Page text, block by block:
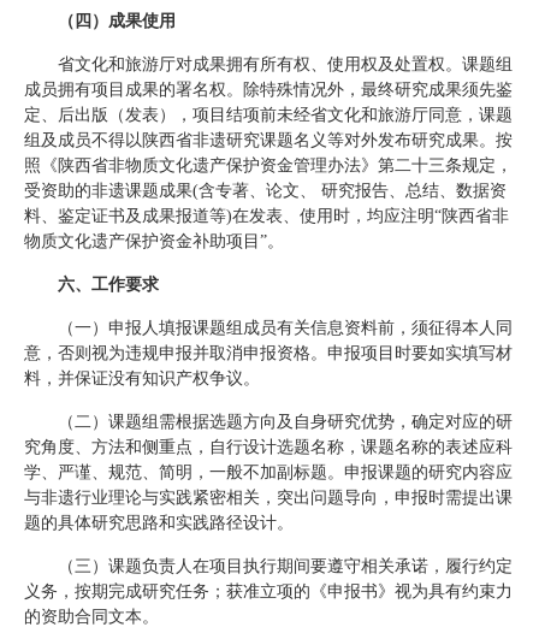
（四）成果使用
省文化和旅游厅对成果拥有所有权、使用权及处置权。课题组
成员拥有项目成果的署名权。除特殊情况外，最终研究成果须先鉴
定、后出版（发表），项目结项前未经省文化和旅游厅同意，课题
组及成员不得以陕西省非遗研究课题名义等对外发布研究成果。按
照《陕西省非物质文化遗产保护资金管理办法》第二十三条规定，
受资助的非遗课题成果(含专著、论文、 研究报告、总结、数据资
料、鉴定证书及成果报道等)在发表、使用时，均应注明“陕西省非
物质文化遗产保护资金补助项目”。
六、工作要求
（一）申报人填报课题组成员有关信息资料前，须征得本人同
意，否则视为违规申报并取消申报资格。申报项目时要如实填写材
料，并保证没有知识产权争议。
（二）课题组需根据选题方向及自身研究优势，确定对应的研
究角度、方法和侧重点，自行设计选题名称，课题名称的表述应科
学、严谨、规范、简明，一般不加副标题。申报课题的研究内容应
与非遗行业理论与实践紧密相关，突出问题导向，申报时需提出课
题的具体研究思路和实践路径设计。
（三）课题负责人在项目执行期间要遵守相关承诺，履行约定
义务，按期完成研究任务；获准立项的《申报书》视为具有约束力
的资助合同文本。